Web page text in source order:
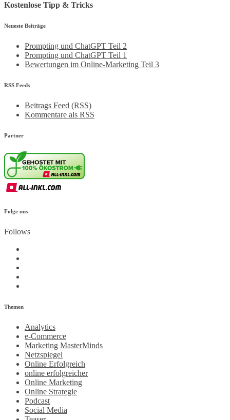
Kostenlose Tipp & Tricks
Neueste Beiträge
Prompting und ChatGPT Teil 2
Prompting und ChatGPT Teil 1
Bewertungen im Online-Marketing Teil 3
RSS Feeds
Beitrags Feed (RSS)
Kommentare als RSS
Partner
Folge uns
Follows
Themen
Analytics
e-Commerce
Marketing MasterMinds
Netzspiegel
Online Erfolgreich
online erfolgreicher
Online Marketing
Online Strategie
Podcast
Social Media